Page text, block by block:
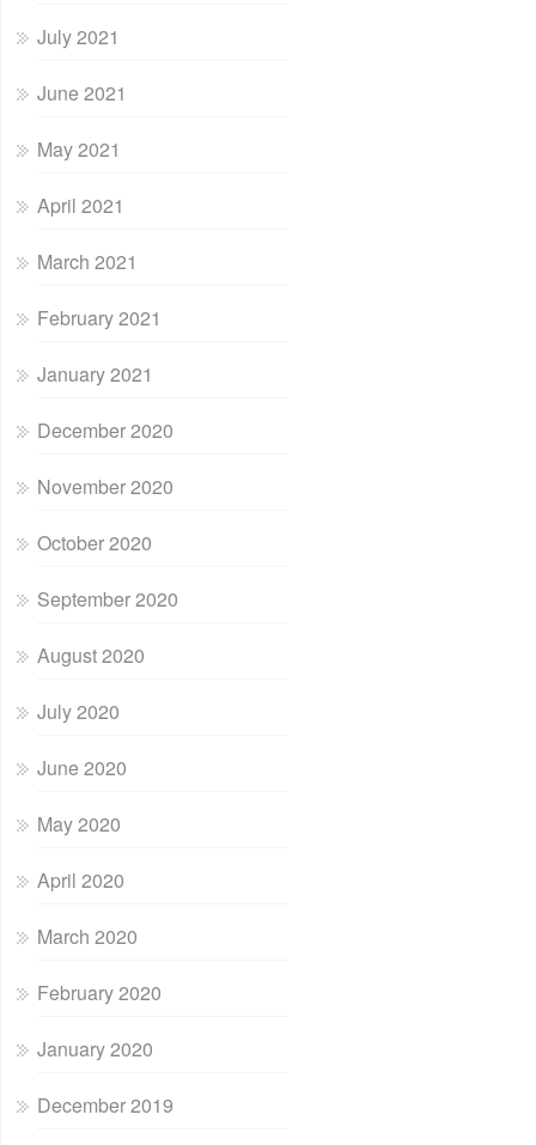
July 2021
June 2021
May 2021
April 2021
March 2021
February 2021
January 2021
December 2020
November 2020
October 2020
September 2020
August 2020
July 2020
June 2020
May 2020
April 2020
March 2020
February 2020
January 2020
December 2019